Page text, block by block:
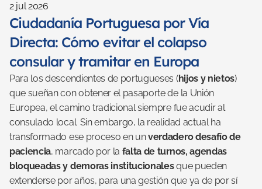
2 jul 2026
Ciudadanía Portuguesa por Vía
Directa: Cómo evitar el colapso
consular y tramitar en Europa
Para los descendientes de portugueses (hijos y nietos)
que sueñan con obtener el pasaporte de la Unión
Europea, el camino tradicional siempre fue acudir al
consulado local. Sin embargo, la realidad actual ha
transformado ese proceso en un verdadero desafío de
paciencia, marcado por la falta de turnos, agendas
bloqueadas y demoras institucionales que pueden
extenderse por años, para una gestión que ya de por sí